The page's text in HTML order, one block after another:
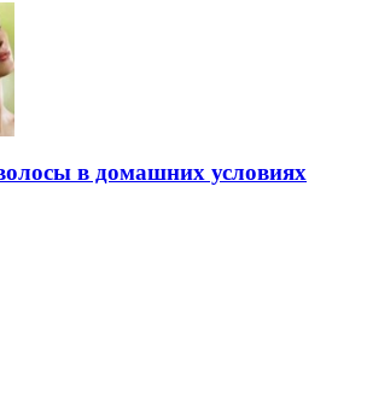
в домашних условиях